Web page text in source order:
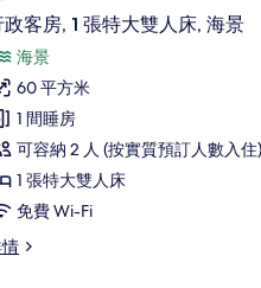
,
,
兒床、摺床/加床 (收費) 手提
6
政客房, 1 張特大雙人床, 海景
海景
60 平方米
1 間睡房
可容納 2 人 (按實質預訂人數入住)
1 張特大雙人床
免費 Wi-Fi